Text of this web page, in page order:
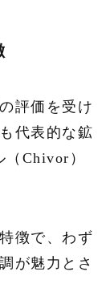
評価を受け
代表的な鉱
Chivor）
徴で、わず
が魅力とさ